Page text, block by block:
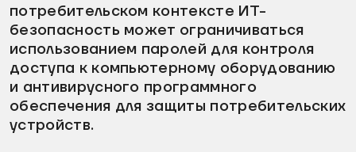
потребительском контексте ИТ-
безопасность может ограничиваться
использованием паролей для контроля
доступа к компьютерному оборудованию
и антивирусного программного
обеспечения для защиты потребительских
устройств.